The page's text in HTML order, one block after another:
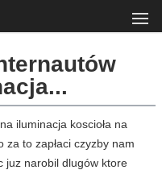
iluminacja koscioła na
za to zapłaci czyzby nam
juz narobil dlugów ktore